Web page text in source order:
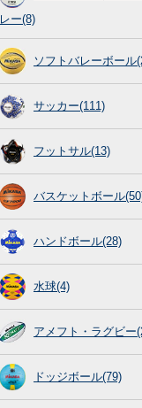
レー(8)
ソフトバレーボール
サッカー(111)
フットサル(13)
バスケットボール
ハンドボール(28)
水球(4)
アメフト・ラグビー
ドッジボール(79)